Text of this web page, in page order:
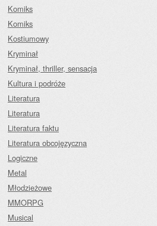
Komiks
Komiks
Kostiumowy
Kryminał
Kryminał, thriller, sensacja
Kultura i podróże
Literatura
Literatura
Literatura faktu
Literatura obcojęzyczna
Logiczne
Metal
Młodzieżowe
MMORPG
Musical